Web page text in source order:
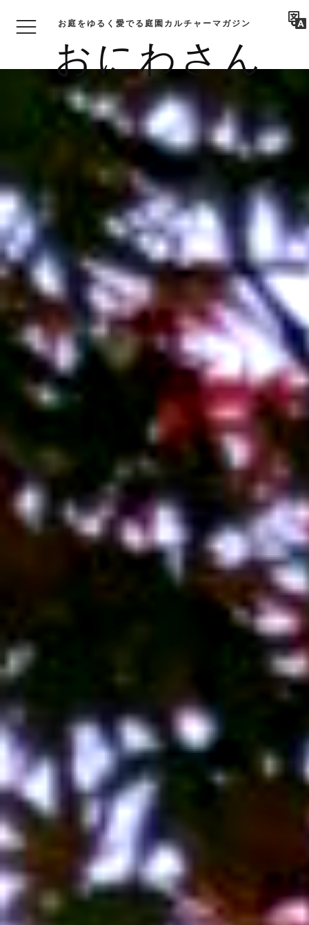
おにわさん
お庭をゆるく愛でる庭園カルチャーマガジン